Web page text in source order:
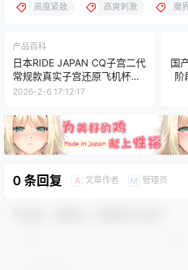
高度紧致 高爽刺激 魔
产品百科
日本RIDE JAPAN CQ子宫二代
常规款真实子宫还原飞机杯测
评报告
2026-2-6 17:12:17
国
阶
0 条回复 A 文章作者 M 管理员